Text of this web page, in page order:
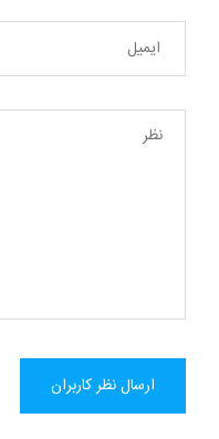
ارسال نظر کاربران